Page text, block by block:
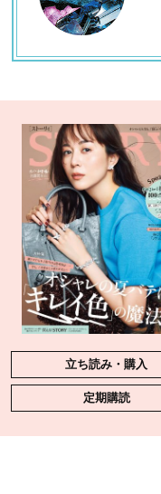
立ち読み・購入
定期購読